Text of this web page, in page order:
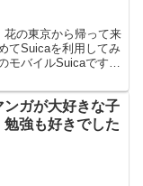
の東京から帰って来
てSuicaを利用してみ
モバイルSuicaです。
ンガが大好きな子
強も好きでした